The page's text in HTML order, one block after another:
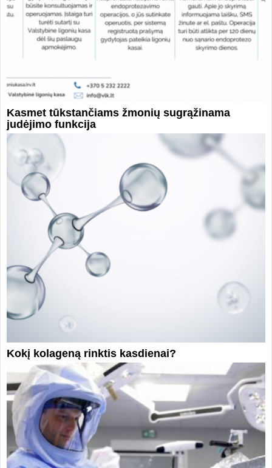
Kasmet tūkstančiams žmonių sugrąžinama
judėjimo funkcija
Kokį kolageną rinktis kasdienai?